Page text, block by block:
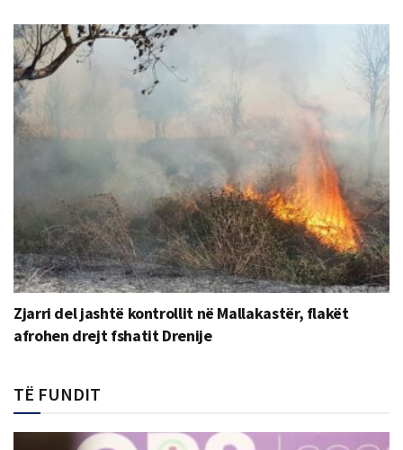
Zjarri del jashtë kontrollit në Mallakastër, flakët
afrohen drejt fshatit Drenije
TË FUNDIT